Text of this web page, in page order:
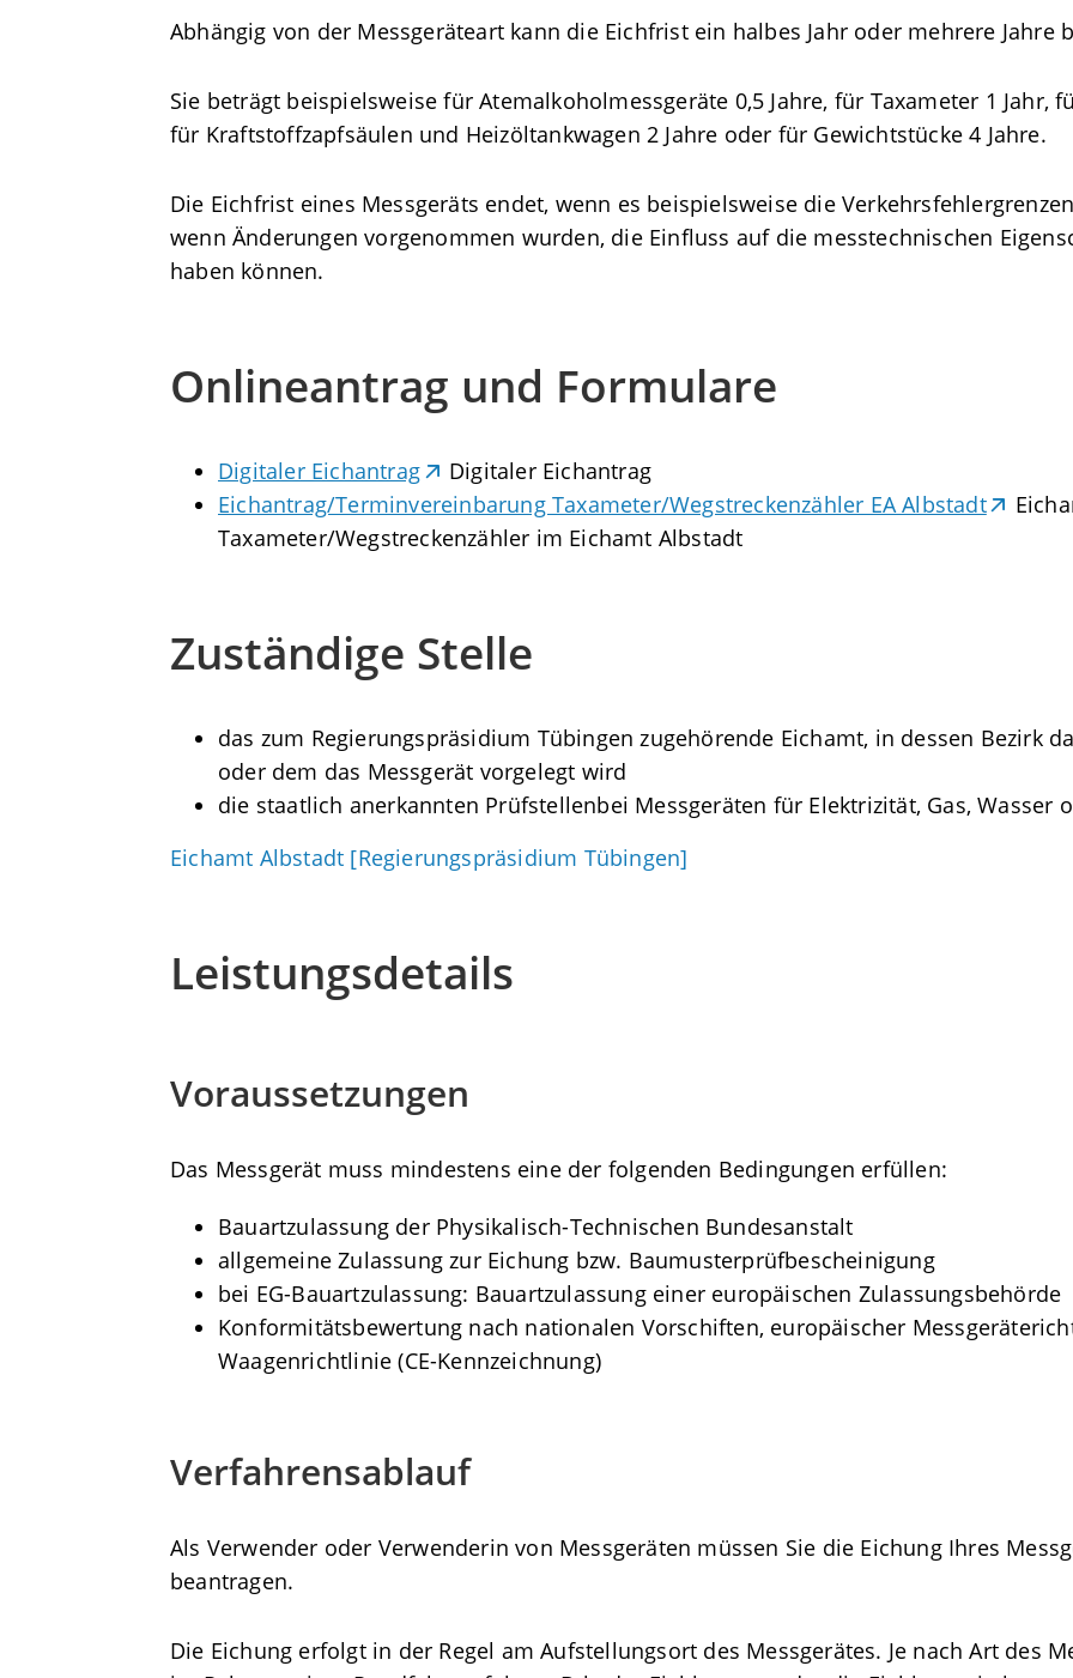
Abhängig von der Messgeräteart kann die Eichfrist ein halbes Jahr oder mehrere Jahre
Sie beträgt beispielsweise für Atemalkoholmessgeräte 0,5 Jahre, für Taxameter 1 Jahr,
für Kraftstoffzapfsäulen und Heizöltankwagen 2 Jahre oder für Gewichtstücke 4 Jahre.
Die Eichfrist eines Messgeräts endet, wenn es beispielsweise die
wenn Änderungen vorgenommen wurden, die Einfluss auf die messtechnischen
haben können.
Onlineantrag und Formulare
Digitaler Eichantrag
Digitaler Eichantrag
Eichantrag/Terminvereinbarung Taxameter/Wegstreckenzähler EA Albstadt
Taxameter/Wegstreckenzähler im Eichamt Albstadt
Zuständige Stelle
das zum Regierungspräsidium Tübingen zugehörende Eichamt, in dessen Bezirk
oder dem das Messgerät vorgelegt wird
die staatlich anerkannten Prüfstellenbei Messgeräten für Elektrizität, Gas, Wasser
Eichamt Albstadt [Regierungspräsidium Tübingen]
Leistungsdetails
Voraussetzungen
Das Messgerät muss mindestens eine der folgenden Bedingungen erfüllen:
Bauartzulassung der Physikalisch-Technischen Bundesanstalt
allgemeine Zulassung zur Eichung bzw. Baumusterprüfbescheinigung
bei EG-Bauartzulassung: Bauartzulassung einer europäischen Zulassungsbehörde
Konformitätsbewertung nach nationalen Vorschiften, europäischer
Waagenrichtlinie (CE-Kennzeichnung)
Verfahrensablauf
Als Verwender oder Verwenderin von Messgeräten müssen Sie die Eichung Ihres
beantragen.
Die Eichung erfolgt in der Regel am Aufstellungsort des Messgerätes. Je nach Art des